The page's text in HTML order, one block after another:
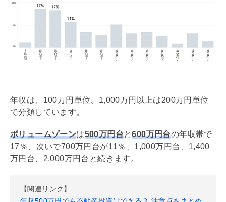
年収は、100万円単位、1,000万円以上は200万円単位
で分類しています。
ボリュームゾーンは500万円台と600万円台の年収帯で
17％、次いで700万円台が11％、1,000万円台、1,400
万円台、2,000万円台と続きます。
【関連リンク】